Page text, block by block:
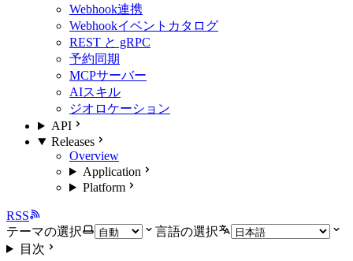
Webhook連携
Webhookイベントカタログ
REST と gRPC
予約同期
MCPサーバー
AIスキル
ジオロケーション
API
Releases
Overview
Application
Platform
RSS
テーマの選択
言語の選択
目次